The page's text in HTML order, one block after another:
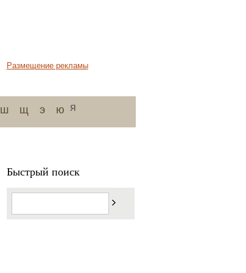
Размещение рекламы
ш щ э ю я
Быстрый поиск